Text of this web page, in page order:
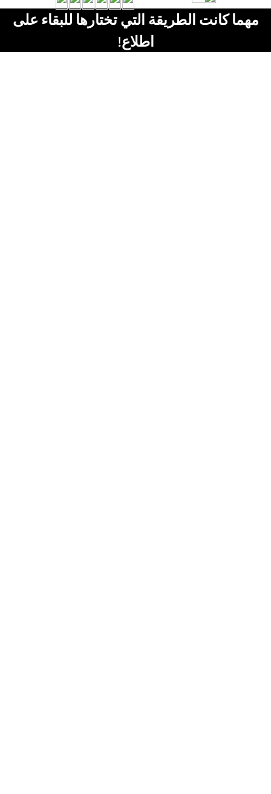
مهما كانت الطريقة التي تختارها للبقاء على
اطلاع!